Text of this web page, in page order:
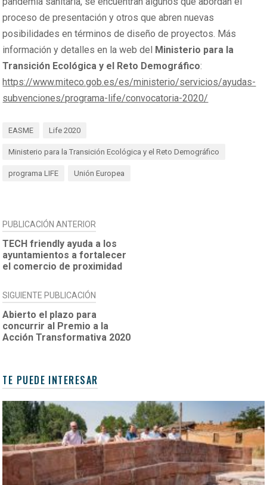
proceso de presentación y otros que abren nuevas
posibilidades en términos de diseño de proyectos. Más
información y detalles en la web del
Ministerio para la
Transición Ecológica y el Reto Demográfico:
https://www.miteco.gob.es/es/ministerio/servicios/ayudas-
subvenciones/programa-life/convocatoria-2020/
EASME Life 2020
Ministerio para la Transición Ecológica y el Reto Demográfico
programa LIFE Unión Europea
NAVEGACIÓN
DE
ENTRADAS
PUBLICACIÓN ANTERIOR
TECH friendly ayuda a los
ayuntamientos a fortalecer
el comercio de proximidad
SIGUIENTE PUBLICACIÓN
Abierto el plazo para
concurrir al Premio a la
Acción Transformativa 2020
TE PUEDE INTERESAR